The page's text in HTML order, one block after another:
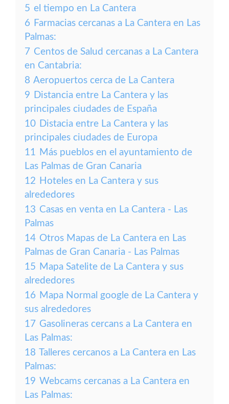
5 el tiempo en La Cantera
6 Farmacias cercanas a La Cantera en Las
Palmas:
7 Centos de Salud cercanas a La Cantera
en Cantabria:
8 Aeropuertos cerca de La Cantera
9 Distancia entre La Cantera y las
principales ciudades de España
10 Distacia entre La Cantera y las
principales ciudades de Europa
11 Más pueblos en el ayuntamiento de
Las Palmas de Gran Canaria
12 Hoteles en La Cantera y sus
alrededores
13 Casas en venta en La Cantera - Las
Palmas
14 Otros Mapas de La Cantera en Las
Palmas de Gran Canaria - Las Palmas
15 Mapa Satelite de La Cantera y sus
alrededores
16 Mapa Normal google de La Cantera y
sus alrededores
17 Gasolineras cercans a La Cantera en
Las Palmas:
18 Talleres cercanos a La Cantera en Las
Palmas:
19 Webcams cercanas a La Cantera en
Las Palmas: